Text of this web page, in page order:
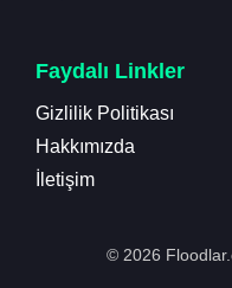
Faydalı Linkler
Gizlilik Politikası
Hakkımızda
İletişim
© 2026